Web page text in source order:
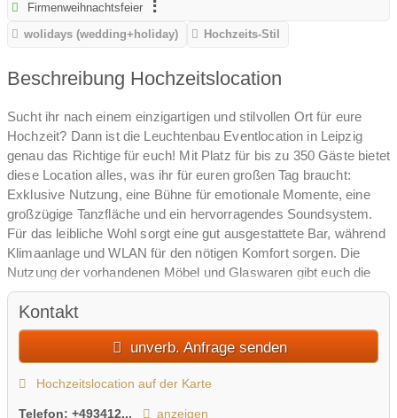
Firmenweihnachtsfeier
wolidays (wedding+holiday)
Hochzeits-Stil
Beschreibung Hochzeitslocation
Sucht ihr nach einem einzigartigen und stilvollen Ort für eure
Hochzeit? Dann ist die Leuchtenbau Eventlocation in Leipzig
genau das Richtige für euch! Mit Platz für bis zu 350 Gäste bietet
diese Location alles, was ihr für euren großen Tag braucht:
Exklusive Nutzung, eine Bühne für emotionale Momente, eine
großzügige Tanzfläche und ein hervorragendes Soundsystem.
Für das leibliche Wohl sorgt eine gut ausgestattete Bar, während
Klimaanlage und WLAN für den nötigen Komfort sorgen. Die
Nutzung der vorhandenen Möbel und Glaswaren gibt euch die
Freiheit, die Räume ganz nach euren Vorstellungen zu gestalten.
Dank der ausreichend vorhandenen Parkplätze können
Kontakt
unverb. Anfrage senden
Hochzeitslocation auf der Karte
Telefon: +493412... anzeigen